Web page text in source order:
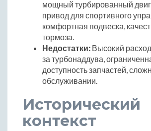
мощный турбированный
привод для спортивного
комфортная подвеска,
тормоза.
Недостатки: Высокий
за турбонаддува,
доступность запчастей,
обслуживании.
Исторический
контекст